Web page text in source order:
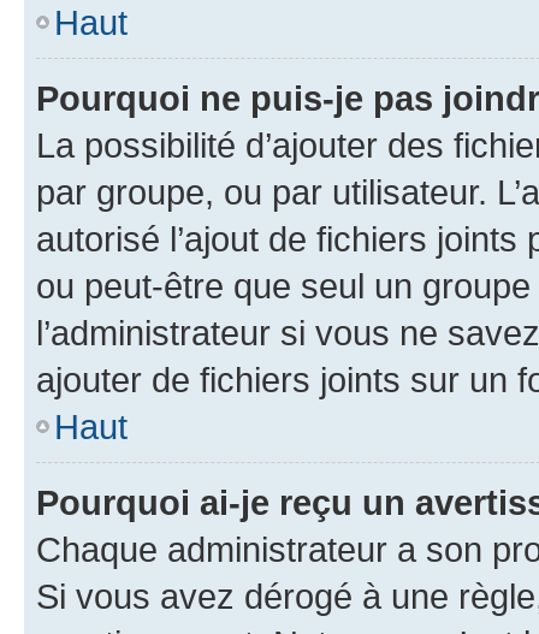
Haut
Pourquoi ne puis-je pas
La possibilité d’ajouter des
par groupe, ou par utilisateur.
autorisé l’ajout de fichiers
ou peut-être que seul un
l’administrateur si vous ne
ajouter de fichiers joints sur un
Haut
Pourquoi ai-je reçu un
Chaque administrateur a son
Si vous avez dérogé à une